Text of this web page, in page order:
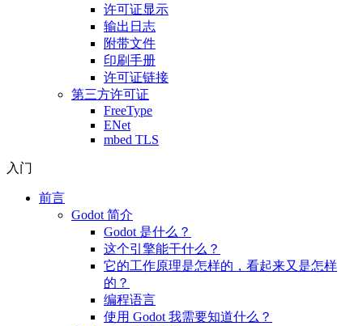
许可证显示
输出日志
附带文件
印刷手册
许可证链接
第三方许可证
FreeType
ENet
mbed TLS
入门
前言
Godot 简介
Godot 是什么？
这个引擎能干什么？
它的工作原理是怎样的，看起来又是怎样
的？
编程语言
使用 Godot 我需要知道什么？